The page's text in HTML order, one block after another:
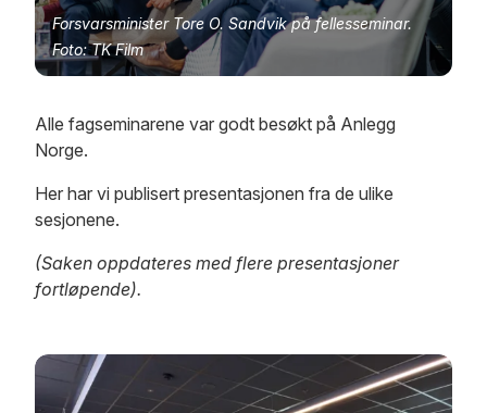
Forsvarsminister Tore O. Sandvik på fellesseminar.
Foto: TK Film
Alle fagseminarene var godt besøkt på Anlegg
Norge.
Her har vi publisert presentasjonen fra de ulike
sesjonene.
(Saken oppdateres med flere presentasjoner
fortløpende).